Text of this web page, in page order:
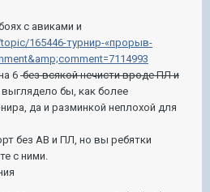
с авиками и
165446-турнир-«прорыв-
6 без всякой нечисти вроде ПЛ и
выглядело бы, как более
да и разминкой неплохой для
без АВ и ПЛ, но вы ребятки
с ними.